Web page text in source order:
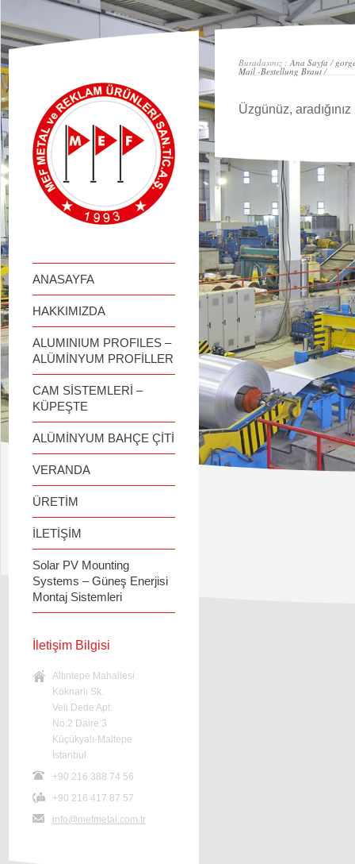
займ онлайн
ANASAYFA
HAKKIMIZDA
ALUMINIUM PROFILES –
ALÜMİNYUM PROFİLLER
CAM SİSTEMLERİ –
KÜPEŞTE
ALÜMİNYUM BAHÇE ÇİTİ
VERANDA
ÜRETİM
İLETİŞİM
Solar PV Mounting
Systems – Güneş Enerjisi
Montaj Sistemleri
İletişim Bilgisi
Altıntepe Mahallesi
Köknarlı Sk.
Veli Dede Apt.
No:2 Daire:3
Küçükyalı-Maltepe
İstanbul
+90 216 388 74 56
+90 216 417 87 57
info@mefmetal.com.tr
Buradasınız :Ana Sayfa /
Mail -Bestellung Braut/
Üzgünüz,